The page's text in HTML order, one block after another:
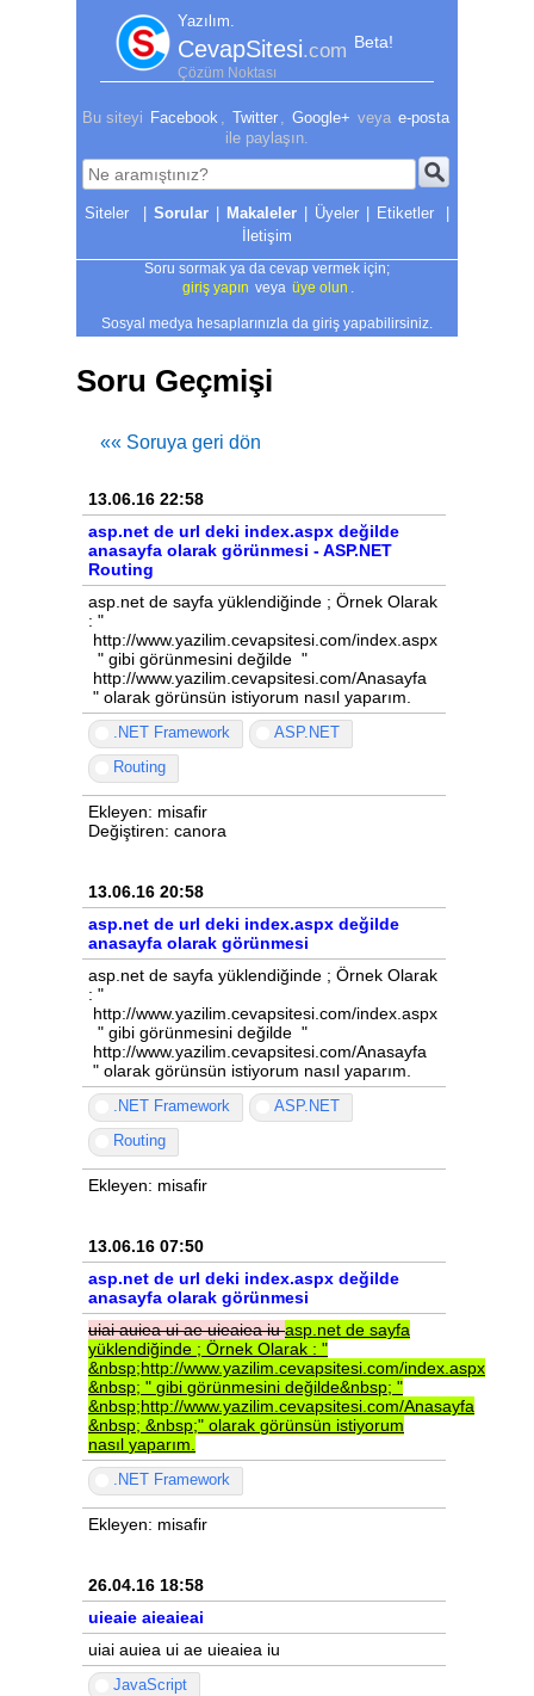
Yazılım.
CevapSitesi.com Beta!
Çözüm Noktası
Bu siteyi Facebook Twitter Google+ veya e-posta
ile paylaşın.
| Sorular | Makaleler | Üyeler | Etiketler
|
İletişim
Soru sormak ya da cevap vermek için;
giriş yapın veya üye olun
Sosyal medya hesaplarınızla da giriş yapabilirsiniz.
Soru Geçmişi
«« Soruya geri dön
13.06.16 22:58
asp.net de url deki index.aspx değilde
anasayfa olarak görünmesi - ASP.NET
Routing
asp.net de sayfa yüklendiğinde ; Örnek Olarak
: "
http://www.yazilim.cevapsitesi.com/index.aspx
" gibi görünmesini değilde "
http://www.yazilim.cevapsitesi.com/Anasayfa
" olarak görünsün istiyorum nasıl yaparım.
.NET Framework
ASP.NET
Routing
Ekleyen: misafir
Değiştiren: canora
13.06.16 20:58
asp.net de url deki index.aspx değilde
anasayfa olarak görünmesi
asp.net de sayfa yüklendiğinde ; Örnek Olarak
: "
http://www.yazilim.cevapsitesi.com/index.aspx
" gibi görünmesini değilde "
http://www.yazilim.cevapsitesi.com/Anasayfa
" olarak görünsün istiyorum nasıl yaparım.
.NET Framework
ASP.NET
Routing
Ekleyen: misafir
13.06.16 07:50
asp.net de url deki index.aspx değilde
anasayfa olarak görünmesi
uiaiauieauiaeuieaieaiuasp.net de sayfa
yüklendiğinde ; Örnek Olarak : "
&nbsp;http://www.yazilim.cevapsitesi.com/index.aspx
&nbsp; " gibi görünmesini değilde&nbsp; "
&nbsp;http://www.yazilim.cevapsitesi.com/Anasayfa
&nbsp; &nbsp;" olarak görünsün istiyorum
nasıl yaparım.
.NET Framework
Ekleyen: misafir
26.04.16 18:58
uieaie aieaieai
uiai auiea ui ae uieaiea iu
JavaScript